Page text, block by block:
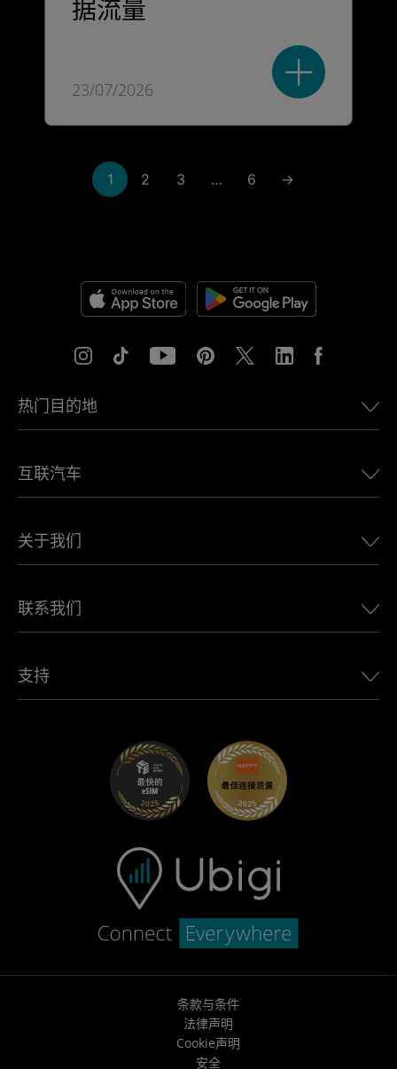
据流量
23/07/2026
1 2 3 … 6 →
热门目的地
欧洲eSIM
加拿大eSIM
非洲最佳eSIM
查看所有目的地
互联汽车
适用于 LandRover 的 Ubigi
适用于 Jeep 的 Ubigi
适用于 Mini 的 Ubigi
适用于 Maserati 的 Ubigi
关于我们
Ubigi在媒体上
Ubigi应用程序
联系我们
联盟计划
支持
条款与条件
法律声明
Cookie声明
安全